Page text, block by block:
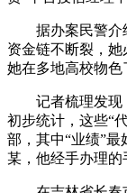
据办案民警介
资金链不断裂，
她在多地高校物色
记者梳理发现，
初步统计，这些“
部，其中“业绩”最
某，他经手办理的